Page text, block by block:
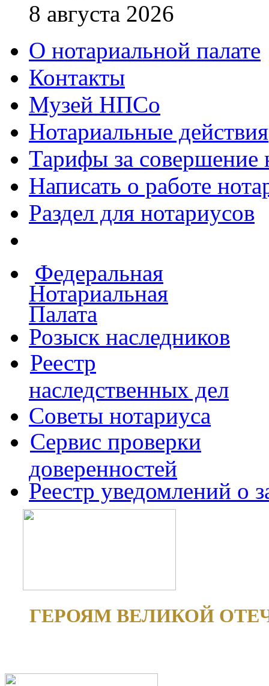
8 августа 2026
О нотариальной палате
Контакты
Музей НПСо
Нотариальные действия
Тарифы за совершение
Написать о работе
Раздел для нотариусов
Федеральная
Нотариальная
Палата
Розыск наследников
Реестр
наследственных дел
Советы нотариуса
Сервис проверки
доверенностей
Реестр уведомлений о
ГЕРОЯМ ВЕЛИКОЙ